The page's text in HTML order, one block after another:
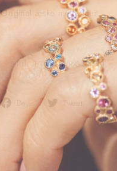
Original æske medfølger.
STIL ET SPØRGSMÅL
Del
Del
på
Facebook
Tweet
Del
på
Twitter